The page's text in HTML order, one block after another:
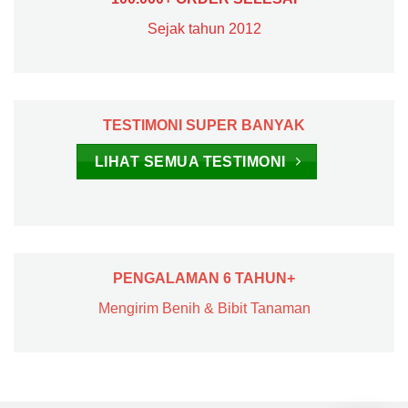
Sejak tahun 2012
TESTIMONI SUPER BANYAK
LIHAT SEMUA TESTIMONI
PENGALAMAN 6 TAHUN+
Mengirim Benih & Bibit Tanaman